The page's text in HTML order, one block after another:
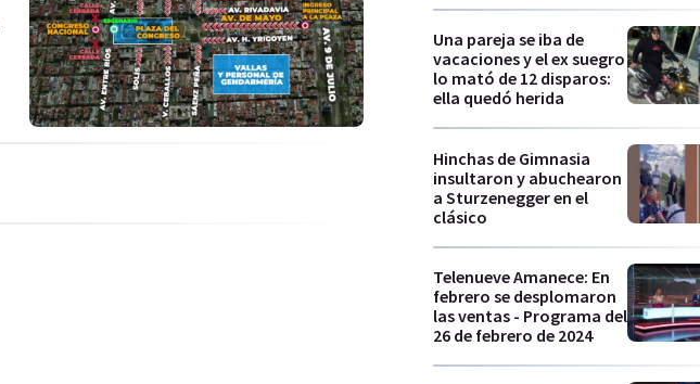
Una pareja se iba de
vacaciones y el ex suegro
lo mató de 12 disparos:
ella quedó herida
Hinchas de Gimnasia
insultaron y abuchearon
a Sturzenegger en el
clásico
Telenueve Amanece: En
febrero se desplomaron
las ventas - Programa del
26 de febrero de 2024